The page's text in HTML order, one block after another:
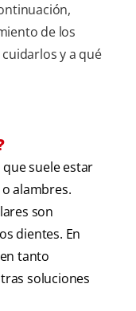
de los
y a qué
suele estar
alambres.
son
dientes. En
tanto
soluciones